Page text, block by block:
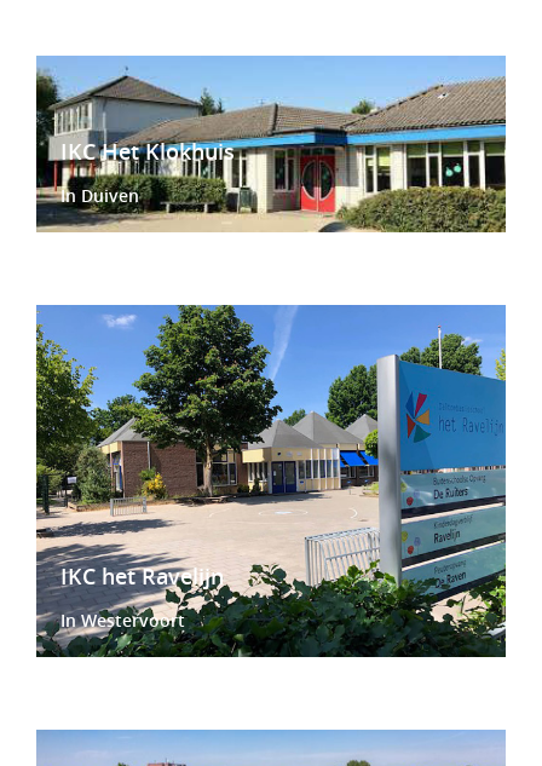
IKC Het Klokhuis
In Duiven
IKC het Ravelijn
In Westervoort